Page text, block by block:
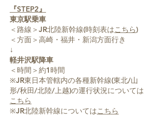
『STEP2』
東京駅乗車
＜路線＞JR北陸新幹線(時刻表はこちら)
＜方面＞高崎・福井・新潟方面行き
↓
軽井沢駅降車
＜時間＞約1時間
※JR東日本管轄内の各種新幹線(東北/山
形/秋田/北陸/上越)の運行状況については
こちら
※JR北陸新幹線についてはこちら